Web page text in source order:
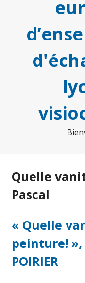
Quelle
Pascal
« Quelle
peinture! »,
POIRIER